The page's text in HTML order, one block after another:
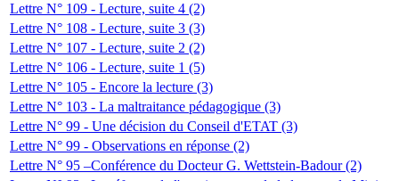
Lettre N° 109 - Lecture, suite 4 (2)
Lettre N° 108 - Lecture, suite 3 (3)
Lettre N° 107 - Lecture, suite 2 (2)
Lettre N° 106 - Lecture, suite 1 (5)
Lettre N° 105 - Encore la lecture (3)
Lettre N° 103 - La maltraitance pédagogique (3)
Lettre N° 99 - Une décision du Conseil d'ETAT (3)
Lettre N° 99 - Observations en réponse (2)
Lettre N° 95 –Conférence du Docteur G. Wettstein-Badour (2)